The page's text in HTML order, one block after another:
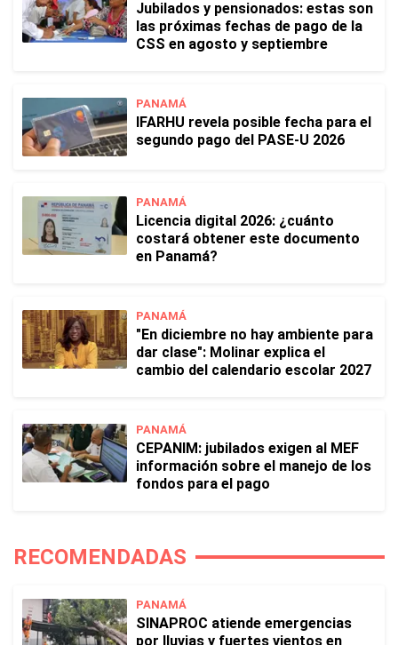
Jubilados y pensionados: estas son
las próximas fechas de pago de la
CSS en agosto y septiembre
PANAMÁ
IFARHU revela posible fecha para el
segundo pago del PASE-U 2026
PANAMÁ
Licencia digital 2026: ¿cuánto
costará obtener este documento
en Panamá?
PANAMÁ
"En diciembre no hay ambiente para
dar clase": Molinar explica el
cambio del calendario escolar 2027
PANAMÁ
CEPANIM: jubilados exigen al MEF
información sobre el manejo de los
fondos para el pago
RECOMENDADAS
PANAMÁ
SINAPROC atiende emergencias
por lluvias y fuertes vientos en